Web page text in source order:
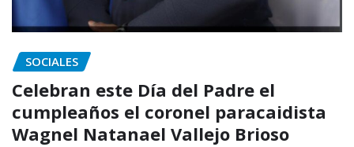
SOCIALES
Celebran este Día del Padre el
cumpleaños el coronel paracaidista
Wagnel Natanael Vallejo Brioso